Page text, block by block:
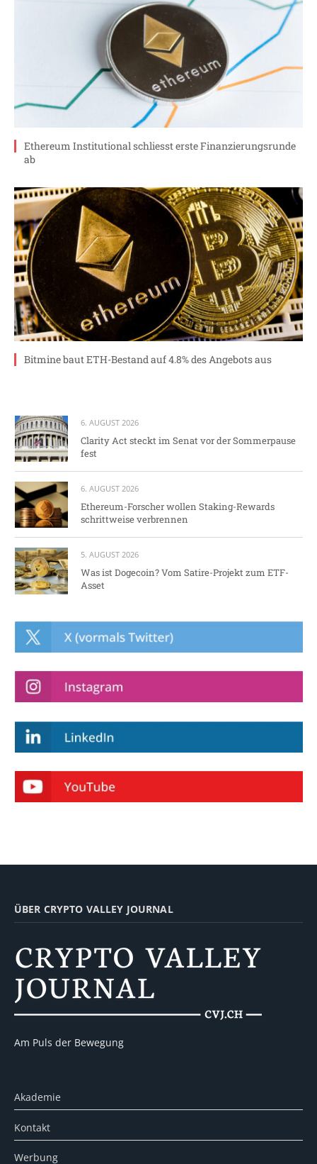
Ethereum Institutional schliesst erste Finanzierungsrunde
ab
Bitmine baut ETH-Bestand auf 4.8% des Angebots aus
6. AUGUST 2026
Clarity Act steckt im Senat vor der Sommerpause
fest
6. AUGUST 2026
Ethereum-Forscher wollen Staking-Rewards
schrittweise verbrennen
5. AUGUST 2026
Was ist Dogecoin? Vom Satire-Projekt zum ETF-
Asset
ÜBER CRYPTO VALLEY JOURNAL
Am Puls der Bewegung
Akademie
Kontakt
Werbung